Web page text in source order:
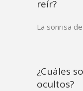
reír?
La sonrisa
¿Cuáles
ocultos?